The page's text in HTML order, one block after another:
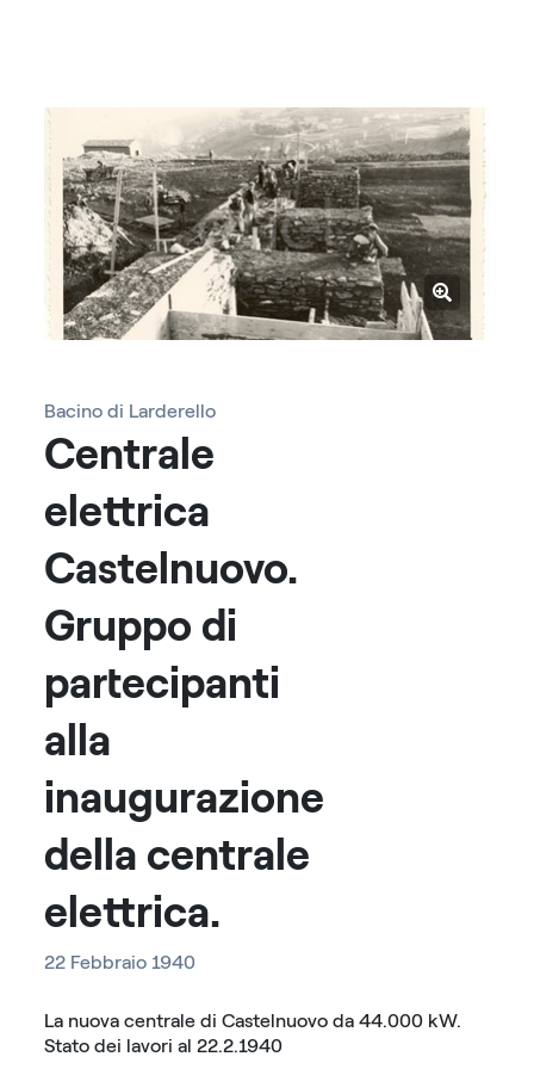
Bacino di Larderello
Centrale
elettrica
Castelnuovo.
Gruppo di
partecipanti
alla
inaugurazione
della centrale
elettrica.
22 Febbraio 1940
La nuova centrale di Castelnuovo da 44.000 kW.
Stato dei lavori al 22.2.1940